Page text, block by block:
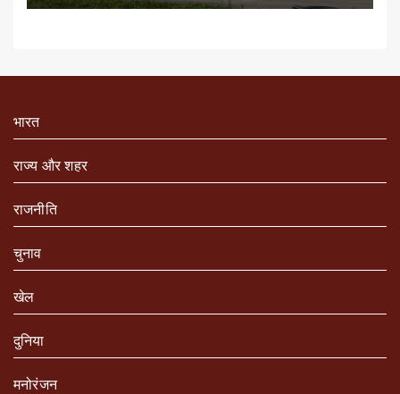
भारत
राज्य और शहर
राजनीति
चुनाव
खेल
दुनिया
मनोरंजन